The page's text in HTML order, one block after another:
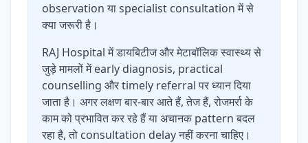
observation या specialist consultation में से
क्या जरूरी है।
RAJ Hospital में डायबिटीज और मेटाबॉलिक स्वास्थ्य से
जुड़े मामलों में early diagnosis, practical
counselling और timely referral पर ध्यान दिया
जाता है। अगर लक्षण बार-बार आते हैं, तेज हैं, रोजमर्रा के
काम को प्रभावित कर रहे हैं या अचानक pattern बदल
रहा है, तो consultation delay नहीं करना चाहिए।